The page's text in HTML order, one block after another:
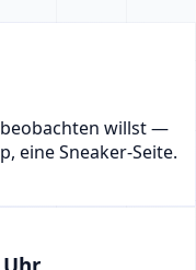
beobachten willst —
eine Sneaker-Seite.